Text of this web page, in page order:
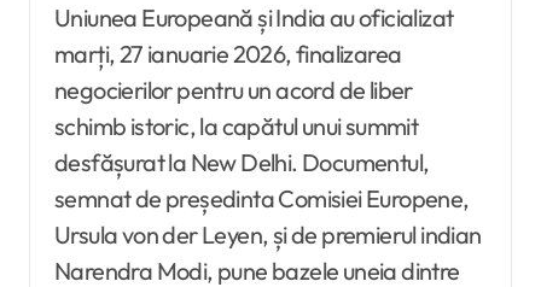
Uniunea Europeană și India au oficializat
marți, 27 ianuarie 2026, finalizarea
negocierilor pentru un acord de liber
schimb istoric, la capătul unui summit
desfășurat la New Delhi. Documentul,
semnat de președinta Comisiei Europene,
Ursula von der Leyen, și de premierul indian
Narendra Modi, pune bazele uneia dintre